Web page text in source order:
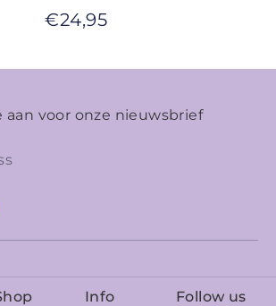
€24,95
aan voor onze nieuwsbrief
Info
Follow us